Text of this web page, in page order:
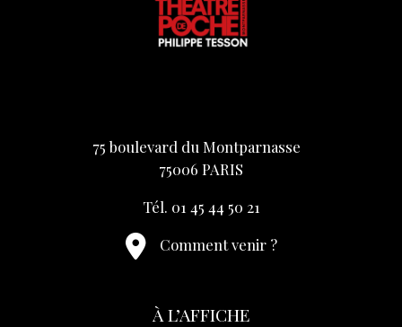
75 boulevard du Montparnasse
75006 PARIS
Tél. 01 45 44 50 21
Comment venir ?
À L’AFFICHE